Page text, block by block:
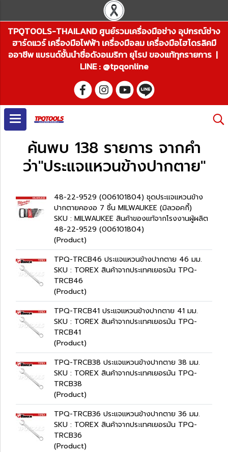
TPQTOOLS-THAILAND ศูนย์รวมเครื่องมือช่าง อุปกรณ์ช่าง
ฮาร์ดแวร์ เครื่องมือไฟฟ้า เครื่องมือลม เครื่องมือไฮโดรลิคมื
ออาชีพ แบรนด์ชั้นนำชื่อดังอเมริกา ยุโรป ของแท้ทุกรายการ |
LINE : @tpqonline
ค้นพบ 138 รายการ จากคำ
ว่า"ประแจแหวนข้างปากตาย"
48-22-9529 (006101804) ชุดประแจแหวนข้าง
ปากตายคองอ 7 ชิ้น MILWAUKEE (มิลวอคกี้)
SKU : MILWAUKEE สินค้าของแท้จากโรงงานผู้ผลิต
48-22-9529 (006101804)
(Product)
TPQ-TRCB46 ประแจแหวนข้างปากตาย 46 มม.
SKU : TOREX สินค้าจากประเทศเยอรมัน TPQ-
TRCB46
(Product)
TPQ-TRCB41 ประแจแหวนข้างปากตาย 41 มม.
SKU : TOREX สินค้าจากประเทศเยอรมัน TPQ-
TRCB41
(Product)
TPQ-TRCB38 ประแจแหวนข้างปากตาย 38 มม.
SKU : TOREX สินค้าจากประเทศเยอรมัน TPQ-
TRCB38
(Product)
TPQ-TRCB36 ประแจแหวนข้างปากตาย 36 มม.
SKU : TOREX สินค้าจากประเทศเยอรมัน TPQ-
TRCB36
(Product)